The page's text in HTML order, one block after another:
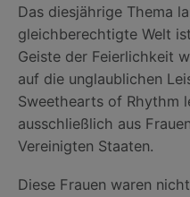
Das diesjährige Thema
gleichberechtigte Welt
Geiste der Feierlichkeit
auf die unglaublichen
Sweethearts of Rhythm
ausschließlich aus
Vereinigten Staaten.
Diese Frauen waren